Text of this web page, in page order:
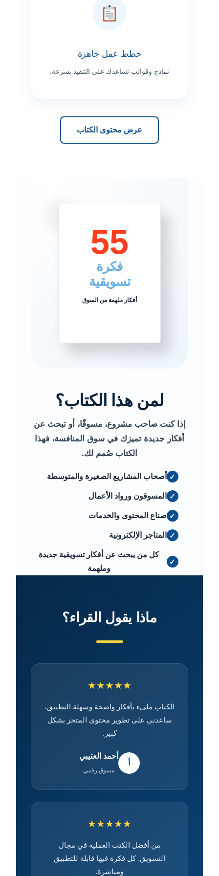
خطط عمل جاهزة
نماذج وقوالب تساعدك على التنفيذ بسرعة.
عرض محتوى الكتاب
55
فكرة
تسويقية
أفكار ملهمة من السوق
لمن هذا الكتاب؟
إذا كنت صاحب مشروع، مسوقًا، أو تبحث عن
أفكار جديدة تميزك في سوق المنافسة، فهذا
الكتاب صُمم لك.
أصحاب المشاريع الصغيرة والمتوسطة
المسوقون ورواد الأعمال
صناع المحتوى والخدمات
المتاجر الإلكترونية
كل من يبحث عن أفكار تسويقية جديدة
وملهمة
ماذا يقول القراء؟
★★★★★
الكتاب مليء بأفكار واضحة وسهلة التطبيق،
ساعدني على تطوير محتوى المتجر بشكل
كبير.
أحمد العتيبي
مسوق رقمي
★★★★★
من أفضل الكتب العملية في مجال
التسويق. كل فكرة فيها قابلة للتطبيق
ومباشرة.